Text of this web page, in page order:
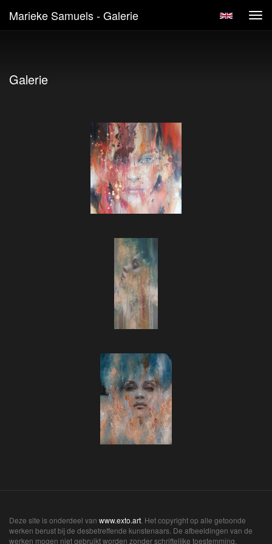
Marieke Samuels - Galerie
Galerie
Deze site is onderdeel van www.exto.art . Het copyright op alle getoonde
werken berust bij de desbetreffende kunstenaars. De afbeeldingen van de
werken mogen niet gebruikt worden zonder schriftelijke toestemming.